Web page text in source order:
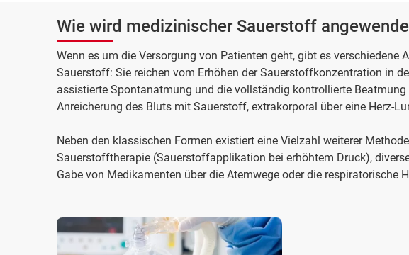
Wie wird medizinischer Sauerstoff
Wenn es um die Versorgung von Patienten geht, gibt es verschiedene
Sauerstoff: Sie reichen vom Erhöhen der Sauerstoffkonzentration in
assistierte Spontanatmung und die vollständig kontrollierte Beatmung
Anreicherung des Bluts mit Sauerstoff, extrakorporal über eine Herz-
Neben den klassischen Formen existiert eine Vielzahl weiterer
Sauerstofftherapie (Sauerstoffapplikation bei erhöhtem Druck),
Gabe von Medikamenten über die Atemwege oder die respiratorische